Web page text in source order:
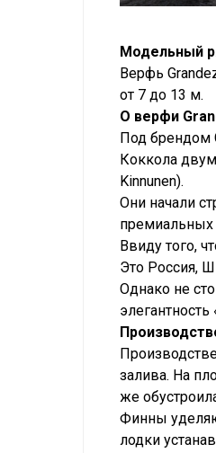
Модельный
Верфь
от 7 до 13 м.
О верфи
Под брендом
Коккола
Kinnunen).
Они начали
премиальных
Ввиду того,
Это Россия,
Однако не
элегантность
залива. На
же
Финны
лодки